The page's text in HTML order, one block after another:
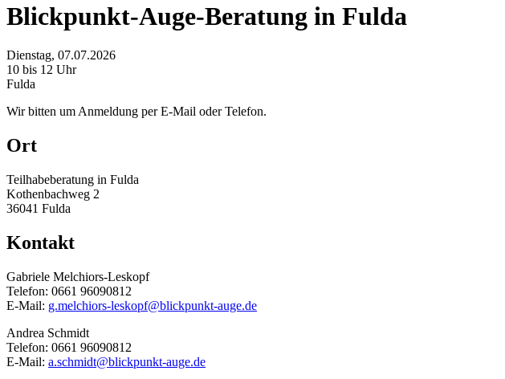
Blickpunkt-Auge-Beratung in Fulda
Dienstag, 07.07.2026
10 bis 12 Uhr
Fulda
Wir bitten um Anmeldung per E-Mail oder Telefon.
Ort
Teilhabeberatung in Fulda
Kothenbachweg 2
36041 Fulda
Kontakt
Gabriele Melchiors-Leskopf
Telefon: 0661 96090812
E-Mail: g.melchiors-leskopf@blickpunkt-auge.de
Andrea Schmidt
Telefon: 0661 96090812
E-Mail: a.schmidt@blickpunkt-auge.de